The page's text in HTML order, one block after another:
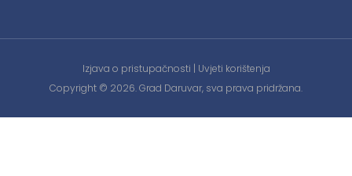
Izjava o pristupačnosti | Uvjeti korištenja
Copyright © 2026. Grad Daruvar, sva prava pridržana.